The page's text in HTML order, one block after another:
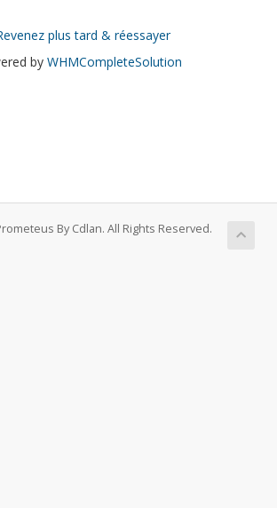
plus tard & réessayer
by WHMCompleteSolution
By Cdlan. All Rights Reserved.